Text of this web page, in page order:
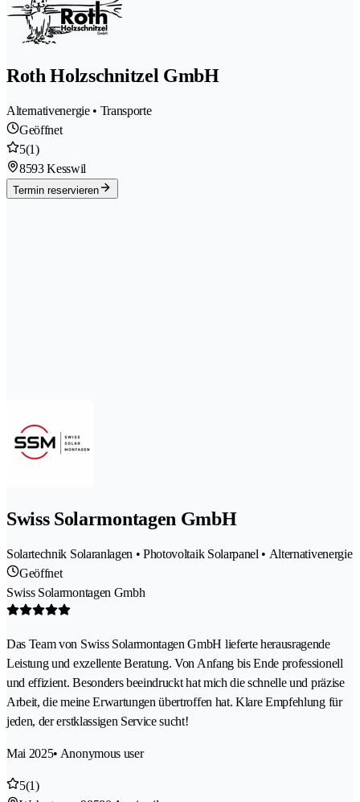
Roth Holzschnitzel GmbH
Alternativenergie • Transporte
Geöffnet
5(1)
8593 Kesswil
Termin reservieren
Swiss Solarmontagen GmbH
Solartechnik Solaranlagen • Photovoltaik Solarpanel • Alternativenergie
Geöffnet
Swiss Solarmontagen Gmbh
Das Team von Swiss Solarmontagen GmbH lieferte herausragende
Leistung und exzellente Beratung. Von Anfang bis Ende professionell
und effizient. Besonders beeindruckt hat mich die schnelle und präzise
Arbeit, die meine Erwartungen übertroffen hat. Klare Empfehlung für
jeden, der erstklassigen Service sucht!
Mai 2025• Anonymous user
5(1)